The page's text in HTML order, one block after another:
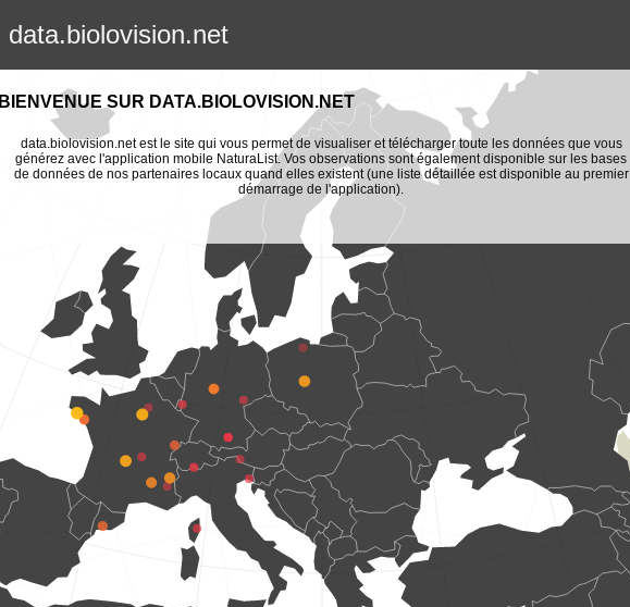
data.biolovision.net
BIENVENUE SUR DATA.BIOLOVISION.NET
data.biolovision.net est le site qui vous permet de visualiser et télécharger toute les données que vous
générez avec l'application mobile NaturaList. Vos observations sont également disponible sur les bases
de données de nos partenaires locaux quand elles existent (une liste détaillée est disponible au premier
démarrage de l'application).